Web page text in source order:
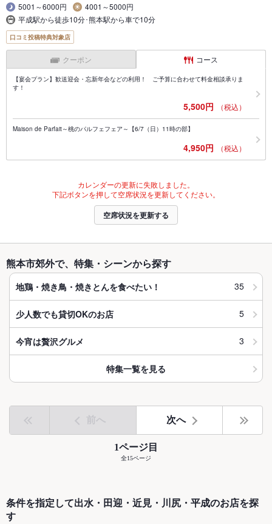
5001～6000円
4001～5000円
平成駅から徒歩10分･熊本駅から車で10分
口コミ投稿特典対象店
クーポン コース
【宴会プラン】歓送迎会・忘新年会などの利用！ ご予算に合わせて料金相談承りま
す！
5,500円 （税込）
Maison de Parfait～桃のパルフェフェア～【6/7（日）11時の部】
4,950円 （税込）
カレンダーの更新に失敗しました。
下記ボタンを押して空席状況を更新してください。
空席状況を更新する
熊本市郊外で、特集・シーンから探す
地鶏・焼き鳥・焼きとんを食べたい！ 35
少人数でも貸切OKのお店 5
今宵は贅沢グルメ 3
特集一覧を見る
前へ 次へ
1ページ目
全15ページ
条件を指定して出水・田迎・近見・川尻・平成のお店を探
す